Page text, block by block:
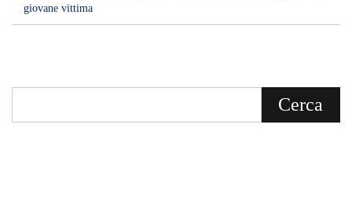
giovane vittima